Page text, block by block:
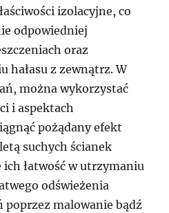
izolacyjne, co
odpowiedniej
oraz
hałasu z zewnątrz. W
można wykorzystać
i aspektach
pożądany efekt
suchych ścianek
ich łatwość w utrzymaniu
odświeżenia
poprzez malowanie bądź